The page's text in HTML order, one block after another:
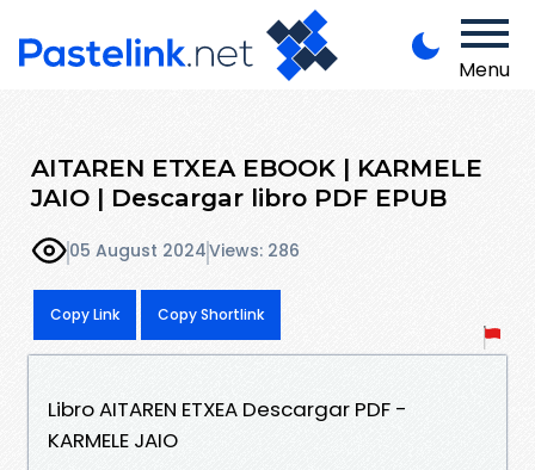
Menu
AITAREN ETXEA EBOOK | KARMELE
JAIO | Descargar libro PDF EPUB
05 August 2024Views: 286
Copy Link Copy Shortlink
Libro AITAREN ETXEA Descargar PDF -
KARMELE JAIO